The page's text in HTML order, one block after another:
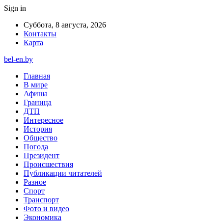
Sign in
Суббота, 8 августа, 2026
Контакты
Карта
bel-en.by
Главная
В мире
Афиша
Граница
ДТП
Интересное
История
Общество
Погода
Президент
Происшествия
Публикации читателей
Разное
Спорт
Транспорт
Фото и видео
Экономика